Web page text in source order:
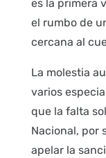
es la primera
el rumbo de
cercana al
La molestia
varios
que la falta
Nacional, por
apelar la